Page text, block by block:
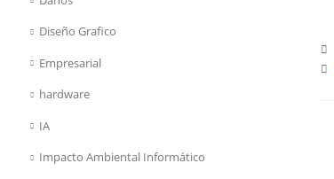
Diseño Grafico
Empresarial
hardware
IA
Impacto Ambiental Informático